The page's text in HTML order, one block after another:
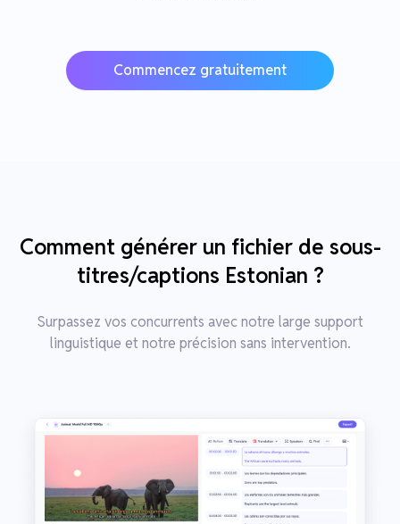
Commencez gratuitement
Comment générer un fichier de sous-
titres/captions Estonian ?
Surpassez vos concurrents avec notre large support
linguistique et notre précision sans intervention.